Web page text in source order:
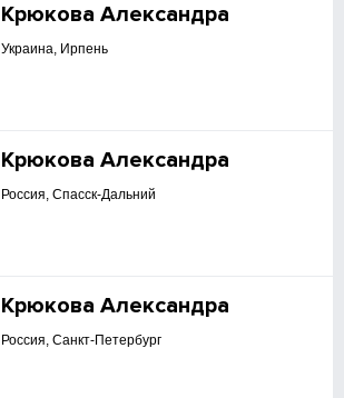
Крюкова Александра
Украина, Ирпень
Крюкова Александра
Россия, Спасск-Дальний
Крюкова Александра
Россия, Санкт-Петербург